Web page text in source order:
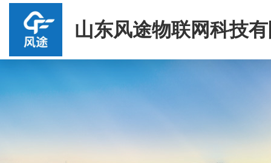
山东风途物联网科技